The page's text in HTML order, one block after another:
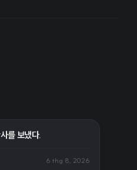
를 보냈다.
6 thg 8, 2026